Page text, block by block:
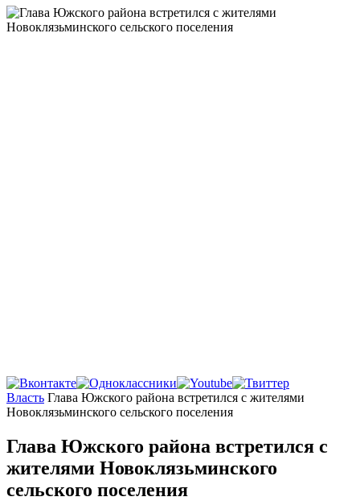
Главная
Власть Глава Южского района встретился с жителями
Новоклязьминского сельского поселения
Глава Южского района встретился с
жителями Новоклязьминского
сельского поселения